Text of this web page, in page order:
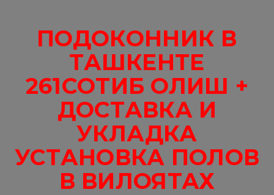
ПОДОКОННИК В
ТАШКЕНТЕ
261СОТИБ ОЛИШ +
ДОСТАВКА И
УКЛАДКА
УСТАНОВКА ПОЛОВ
В ВИЛОЯТАХ